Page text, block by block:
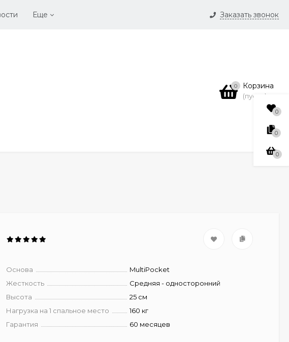
Заказать звонок
Еще
0 Корзина
(пусто)
Основа
MultiPocket
Жесткость
Средняя - односторонний
Высота
25 см
Нагрузка на 1 спальное место
160 кг
Гарантия
60 месяцев
0
0
0